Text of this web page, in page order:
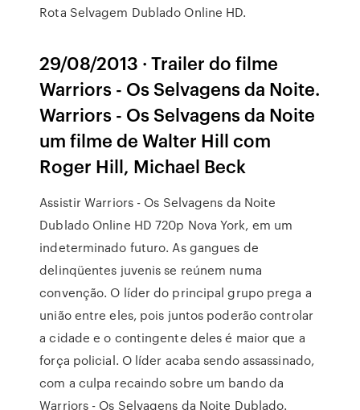
Rota Selvagem Dublado Online HD.
29/08/2013 · Trailer do filme
Warriors - Os Selvagens da Noite.
Warriors - Os Selvagens da Noite
um filme de Walter Hill com
Roger Hill, Michael Beck
Assistir Warriors - Os Selvagens da Noite
Dublado Online HD 720p Nova York, em um
indeterminado futuro. As gangues de
delinqüentes juvenis se reúnem numa
convenção. O líder do principal grupo prega a
união entre eles, pois juntos poderão controlar
a cidade e o contingente deles é maior que a
força policial. O líder acaba sendo assassinado,
com a culpa recaindo sobre um bando da
Warriors - Os Selvagens da Noite Dublado.